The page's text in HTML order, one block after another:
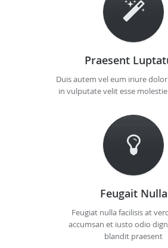
Praesent
Duis autem vel eum iriure
in vulputate velit esse
Feugait Nulla
Feugiat nulla facilisis at
accumsan et iusto odio
blandit praesent